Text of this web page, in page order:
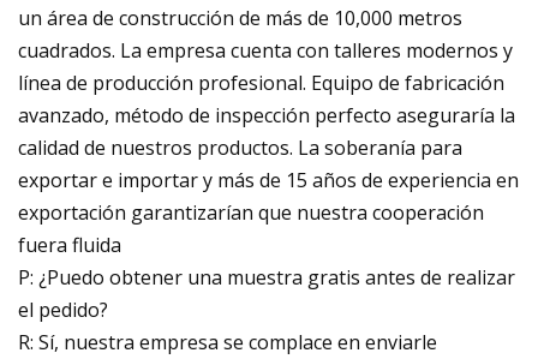
un área de construcción de más de 10,000 metros
cuadrados. La empresa cuenta con talleres modernos y
línea de producción profesional. Equipo de fabricación
avanzado, método de inspección perfecto aseguraría la
calidad de nuestros productos. La soberanía para
exportar e importar y más de 15 años de experiencia en
exportación garantizarían que nuestra cooperación
fuera fluida
P: ¿Puedo obtener una muestra gratis antes de realizar
el pedido?
R: Sí, nuestra empresa se complace en enviarle